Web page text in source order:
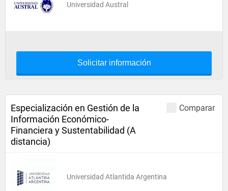
Universidad Austral
Solicitar información
Comparar
Especialización en Gestión de la
Información Económico-
Financiera y Sustentabilidad (A
distancia)
Universidad Atlantida Argentina